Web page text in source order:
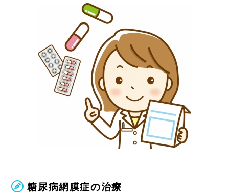
糖尿病網膜症の治療